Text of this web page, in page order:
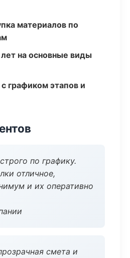
материалов по
на основные виды
графиком этапов и
по графику.
отличное,
и их оперативно
смета и